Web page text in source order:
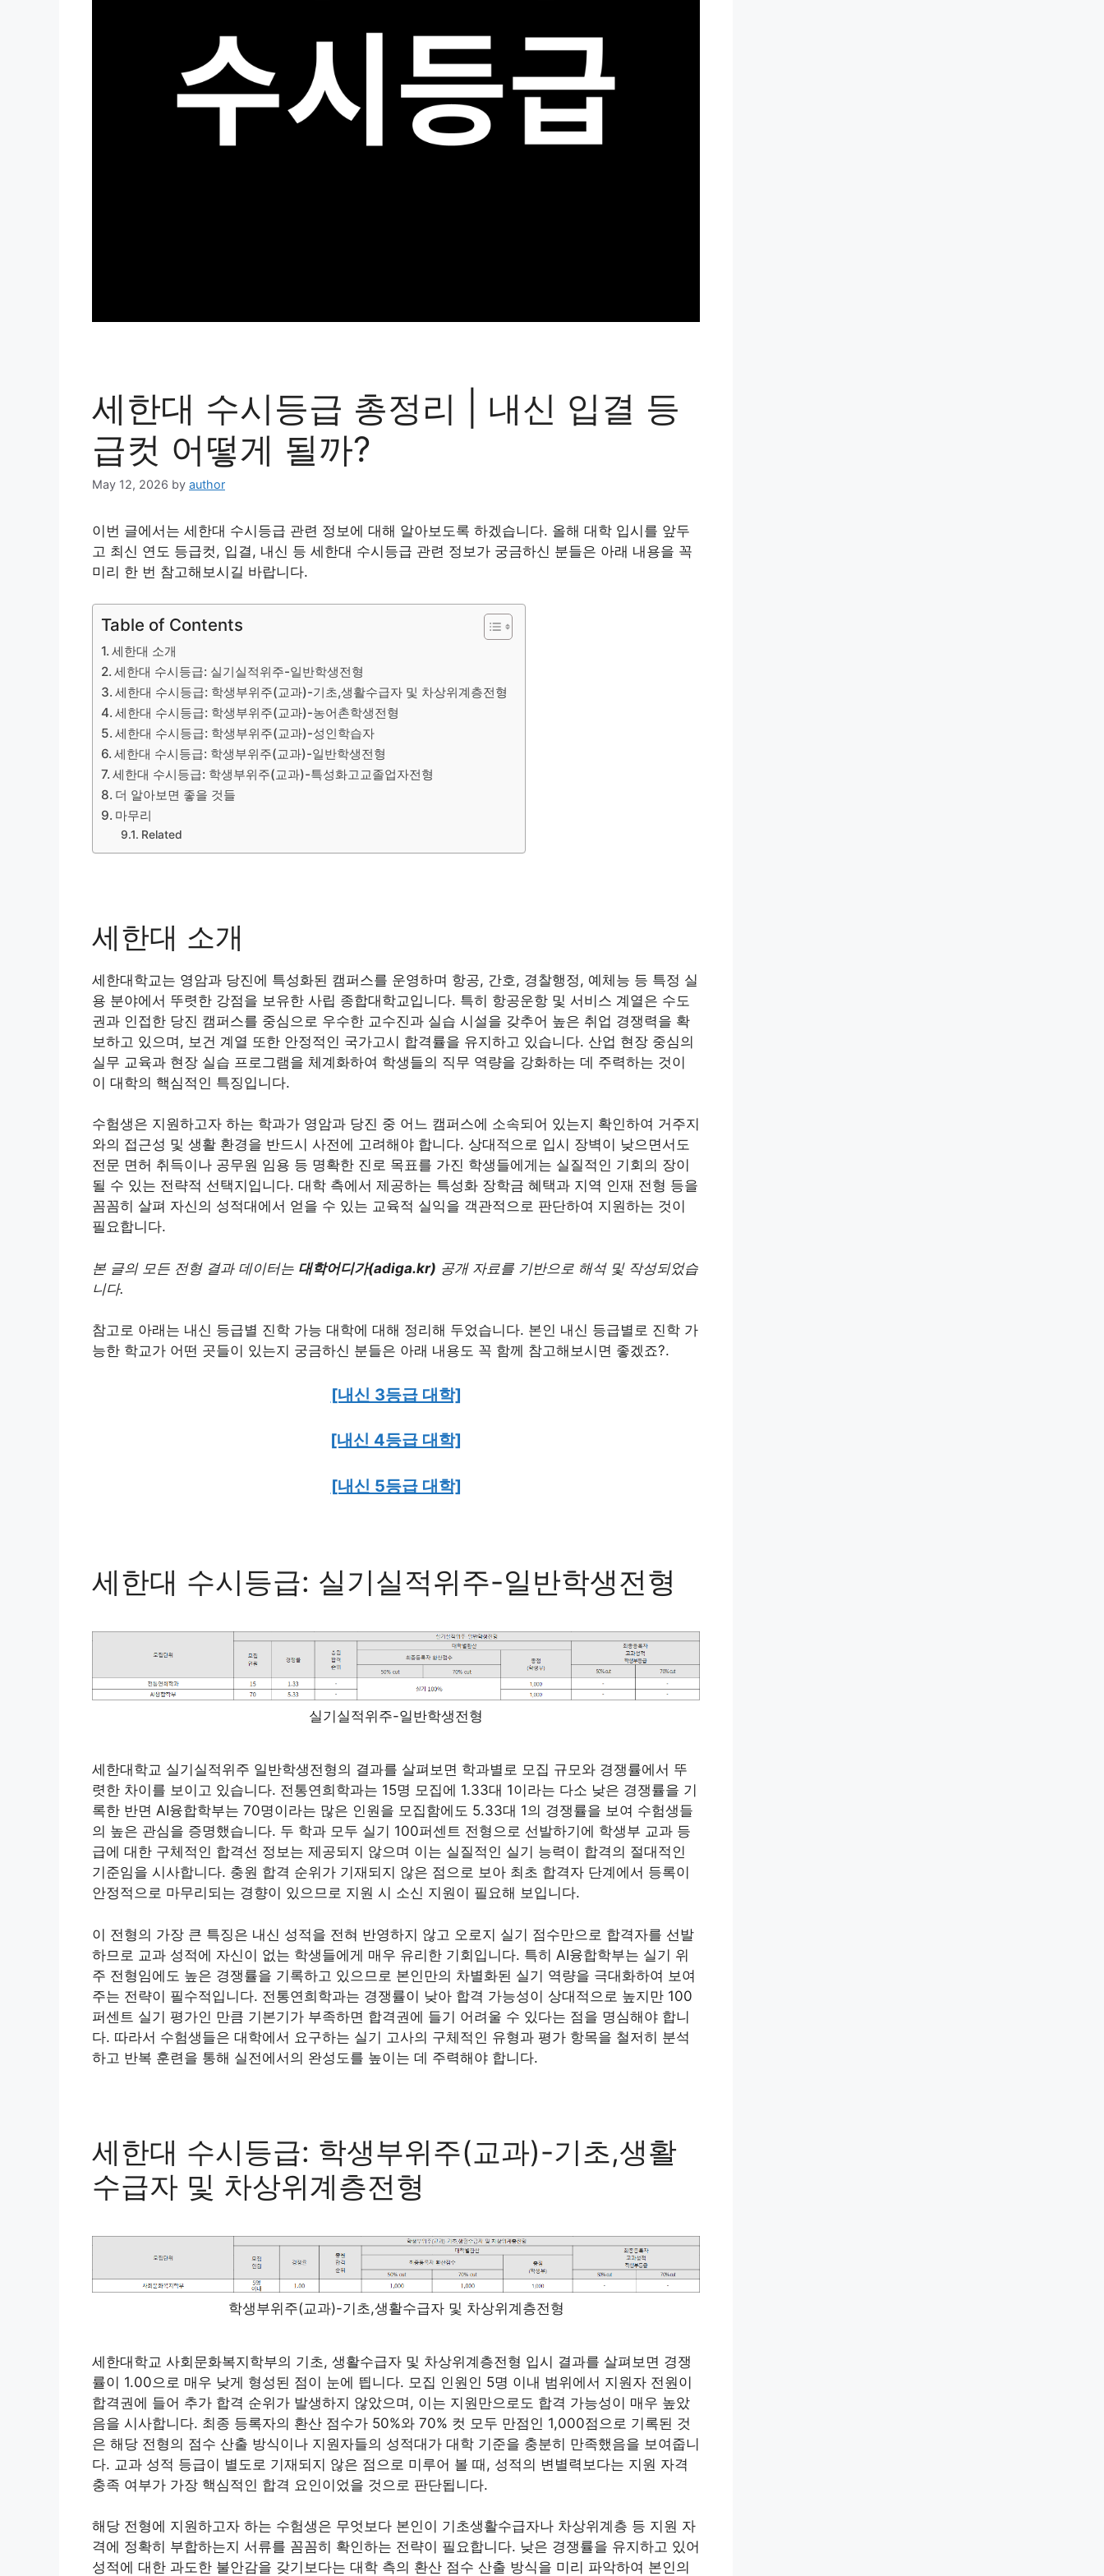
세한대 수시등급 총정리 | 내신 입결 등
급컷 어떻게 될까?
May 12, 2026 by author
이번 글에서는 세한대 수시등급 관련 정보에 대해 알아보도록 하겠습니다. 올해 대학 입시를 앞두
고 최신 연도 등급컷, 입결, 내신 등 세한대 수시등급 관련 정보가 궁금하신 분들은 아래 내용을 꼭
미리 한 번 참고해보시길 바랍니다.
Table of Contents
세한대 소개
세한대 수시등급: 실기실적위주-일반학생전형
세한대 수시등급: 학생부위주(교과)-기초,생활수급자 및 차상위계층전형
세한대 수시등급: 학생부위주(교과)-농어촌학생전형
세한대 수시등급: 학생부위주(교과)-성인학습자
세한대 수시등급: 학생부위주(교과)-일반학생전형
세한대 수시등급: 학생부위주(교과)-특성화고교졸업자전형
더 알아보면 좋을 것들
마무리
Related
세한대 소개
세한대학교는 영암과 당진에 특성화된 캠퍼스를 운영하며 항공, 간호, 경찰행정, 예체능 등 특정 실
용 분야에서 뚜렷한 강점을 보유한 사립 종합대학교입니다. 특히 항공운항 및 서비스 계열은 수도
권과 인접한 당진 캠퍼스를 중심으로 우수한 교수진과 실습 시설을 갖추어 높은 취업 경쟁력을 확
보하고 있으며, 보건 계열 또한 안정적인 국가고시 합격률을 유지하고 있습니다. 산업 현장 중심의
실무 교육과 현장 실습 프로그램을 체계화하여 학생들의 직무 역량을 강화하는 데 주력하는 것이
이 대학의 핵심적인 특징입니다.
수험생은 지원하고자 하는 학과가 영암과 당진 중 어느 캠퍼스에 소속되어 있는지 확인하여 거주지
와의 접근성 및 생활 환경을 반드시 사전에 고려해야 합니다. 상대적으로 입시 장벽이 낮으면서도
전문 면허 취득이나 공무원 임용 등 명확한 진로 목표를 가진 학생들에게는 실질적인 기회의 장이
될 수 있는 전략적 선택지입니다. 대학 측에서 제공하는 특성화 장학금 혜택과 지역 인재 전형 등을
꼼꼼히 살펴 자신의 성적대에서 얻을 수 있는 교육적 실익을 객관적으로 판단하여 지원하는 것이
필요합니다.
본 글의 모든 전형 결과 데이터는 대학어디가(adiga.kr) 공개 자료를 기반으로 해석 및 작성되었습
니다.
참고로 아래는 내신 등급별 진학 가능 대학에 대해 정리해 두었습니다. 본인 내신 등급별로 진학 가
능한 학교가 어떤 곳들이 있는지 궁금하신 분들은 아래 내용도 꼭 함께 참고해보시면 좋겠죠?.
[내신 3등급 대학]
[내신 4등급 대학]
[내신 5등급 대학]
세한대 수시등급: 실기실적위주-일반학생전형
실기실적위주-일반학생전형
세한대학교 실기실적위주 일반학생전형의 결과를 살펴보면 학과별로 모집 규모와 경쟁률에서 뚜
렷한 차이를 보이고 있습니다. 전통연희학과는 15명 모집에 1.33대 1이라는 다소 낮은 경쟁률을 기
록한 반면 AI융합학부는 70명이라는 많은 인원을 모집함에도 5.33대 1의 경쟁률을 보여 수험생들
의 높은 관심을 증명했습니다. 두 학과 모두 실기 100퍼센트 전형으로 선발하기에 학생부 교과 등
급에 대한 구체적인 합격선 정보는 제공되지 않으며 이는 실질적인 실기 능력이 합격의 절대적인
기준임을 시사합니다. 충원 합격 순위가 기재되지 않은 점으로 보아 최초 합격자 단계에서 등록이
안정적으로 마무리되는 경향이 있으므로 지원 시 소신 지원이 필요해 보입니다.
이 전형의 가장 큰 특징은 내신 성적을 전혀 반영하지 않고 오로지 실기 점수만으로 합격자를 선발
하므로 교과 성적에 자신이 없는 학생들에게 매우 유리한 기회입니다. 특히 AI융합학부는 실기 위
주 전형임에도 높은 경쟁률을 기록하고 있으므로 본인만의 차별화된 실기 역량을 극대화하여 보여
주는 전략이 필수적입니다. 전통연희학과는 경쟁률이 낮아 합격 가능성이 상대적으로 높지만 100
퍼센트 실기 평가인 만큼 기본기가 부족하면 합격권에 들기 어려울 수 있다는 점을 명심해야 합니
다. 따라서 수험생들은 대학에서 요구하는 실기 고사의 구체적인 유형과 평가 항목을 철저히 분석
하고 반복 훈련을 통해 실전에서의 완성도를 높이는 데 주력해야 합니다.
세한대 수시등급: 학생부위주(교과)-기초,생활
수급자 및 차상위계층전형
학생부위주(교과)-기초,생활수급자 및 차상위계층전형
세한대학교 사회문화복지학부의 기초, 생활수급자 및 차상위계층전형 입시 결과를 살펴보면 경쟁
률이 1.00으로 매우 낮게 형성된 점이 눈에 띕니다. 모집 인원인 5명 이내 범위에서 지원자 전원이
합격권에 들어 추가 합격 순위가 발생하지 않았으며, 이는 지원만으로도 합격 가능성이 매우 높았
음을 시사합니다. 최종 등록자의 환산 점수가 50%와 70% 컷 모두 만점인 1,000점으로 기록된 것
은 해당 전형의 점수 산출 방식이나 지원자들의 성적대가 대학 기준을 충분히 만족했음을 보여줍니
다. 교과 성적 등급이 별도로 기재되지 않은 점으로 미루어 볼 때, 성적의 변별력보다는 지원 자격
충족 여부가 가장 핵심적인 합격 요인이었을 것으로 판단됩니다.
해당 전형에 지원하고자 하는 수험생은 무엇보다 본인이 기초생활수급자나 차상위계층 등 지원 자
격에 정확히 부합하는지 서류를 꼼꼼히 확인하는 전략이 필요합니다. 낮은 경쟁률을 유지하고 있어
성적에 대한 과도한 불안감을 갖기보다는 대학 측의 환산 점수 산출 방식을 미리 파악하여 본인의